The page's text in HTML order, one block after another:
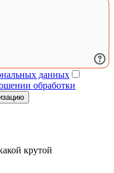
данных
обработки
крутой